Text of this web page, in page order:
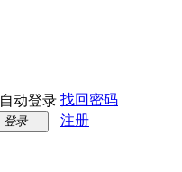
自动登录 找回密码
登录
注册